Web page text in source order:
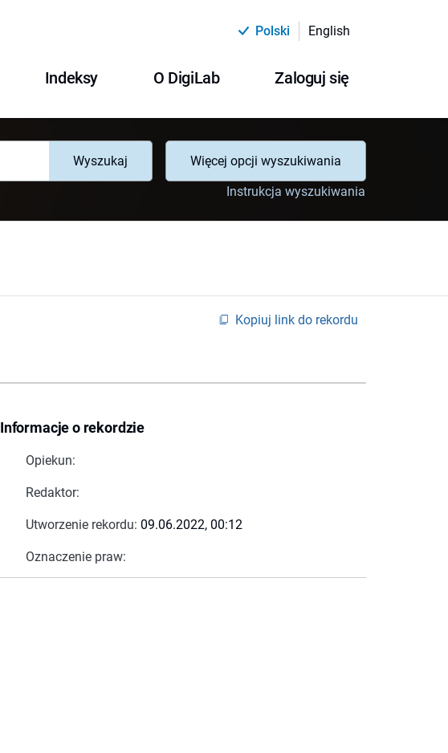
Polski English
Indeksy O DigiLab Zaloguj się
Wyszukaj
Więcej opcji wyszukiwania
Instrukcja wyszukiwania
Kopiuj link do rekordu
Informacje o rekordzie
Opiekun:
Redaktor:
Utworzenie rekordu: 09.06.2022, 00:12
Oznaczenie praw: